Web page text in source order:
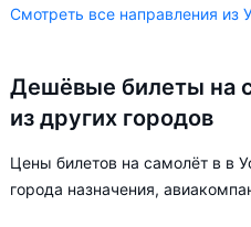
Смотреть все направления из
Дешёвые билеты на
из других городов
Цены билетов на самолёт в в
города назначения,